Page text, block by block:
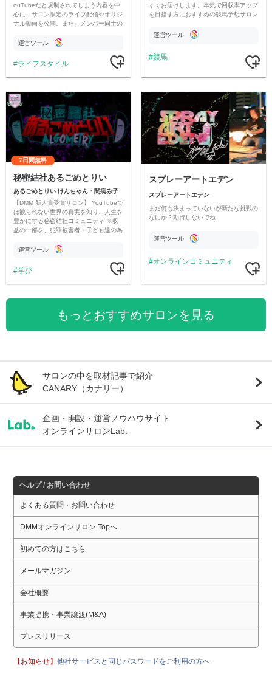
ouTubeだと規制されてしまう内容を中
心に、サロン限定のライブ配信やオリジ
ナル動画を公開。また、メンバー同士の
ただいています。
運営ツール
ライフスタイル
すくお届けします。本気で回収率アップ
を目指す方におすすめの競馬予想サロン
運営ツール
競馬
7日間無料
秘密結社あるごめとりい
あるごめとりい けんちゃん・闇病み子
【DMM 新人賞受賞サロン】 YouTubeで
は観られない世界の真実を知り、人生を
豊かにする秘密結社コミュニティ ※収
益の一部を、犯罪被害者・子ども達の為
す運営ツール
学び
スプレーアートエデン
スプレーアートエデン
まだ何も決まっていないが新たな挑戦の
なにか？期待しないでね
運営ツール
オンラインコミュニティ
もっとおすすめサロンを見る
サロンの中を取材記事で紹介
CANARY（カナリー）
企画・開設・運営ノウハウサイト
オンラインサロンLab.
ヘルプ / お問い合わせ
よくある質問・お問い合わせ
DMMオンラインサロン Topへ
初めての方はこちら
メールマガジン
会社概要
事業提携・事業譲渡(M&A)
プレスリリース
【お知らせ】他社サービスと同じパスワードをご利用の方へ